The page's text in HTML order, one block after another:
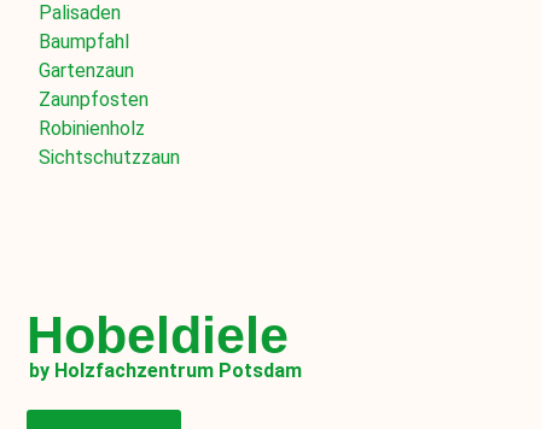
Palisaden
Baumpfahl
Gartenzaun
Zaunpfosten
Robinienholz
Sichtschutzzaun
Hobeldiele
by Holzfachzentrum Potsdam